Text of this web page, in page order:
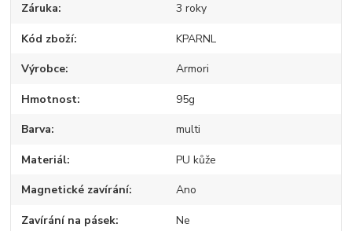
Záruka 3 roky
Kód zboží KPARNL
Výrobce Armori
Hmotnost 95g
Barva multi
Materiál PU kůže
Magnetické zavírání Ano
Zavírání na pásek Ne